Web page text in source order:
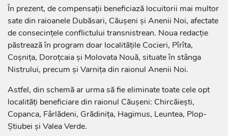
În prezent, de compensații beneficiază locuitorii mai multor
sate din raioanele Dubăsari, Căușeni și Anenii Noi, afectate
de consecințele conflictului transnistrean. Noua redacție
păstrează în program doar localitățile Cocieri, Pîrîta,
Coșnița, Doroțcaia și Molovata Nouă, situate în stânga
Nistrului, precum și Varnița din raionul Anenii Noi.
Astfel, din schemă ar urma să fie eliminate toate cele opt
localități beneficiare din raionul Căușeni: Chircăiești,
Copanca, Fârlădeni, Grădinița, Hagimus, Leuntea, Plop-
Știubei și Valea Verde.